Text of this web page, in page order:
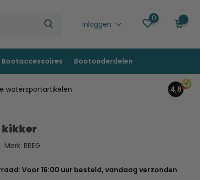
Inloggen
0
Bootaccessoires Bootonderdelen
watersportartikelen 4,8
kikker
Merk: BREG
Voor 16:00 uur besteld, vandaag verzonden